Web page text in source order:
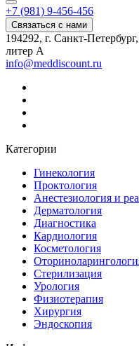
+7 (981) 9-456-456
Связаться с нами
194292, г. Санкт-
литер А
info@meddiscount.ru
Категории
Гинекология
Проктология
Анестезиология и
Дерматология
Диагностика
Кардиология
Косметология
Стерилизация
Урология
Физиотерапия
Хирургия
Эндоскопия